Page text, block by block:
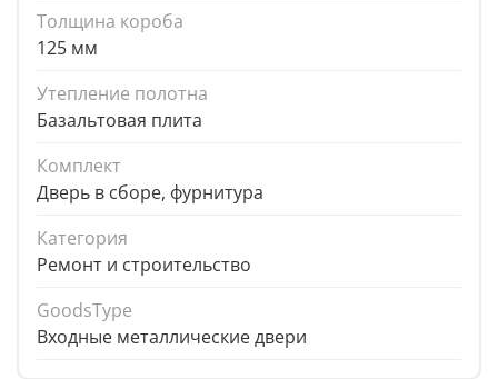
Толщина короба
125 мм
Утепление полотна
Базальтовая плита
Комплект
Дверь в сборе, фурнитура
Категория
Ремонт и строительство
GoodsType
Входные металлические двери